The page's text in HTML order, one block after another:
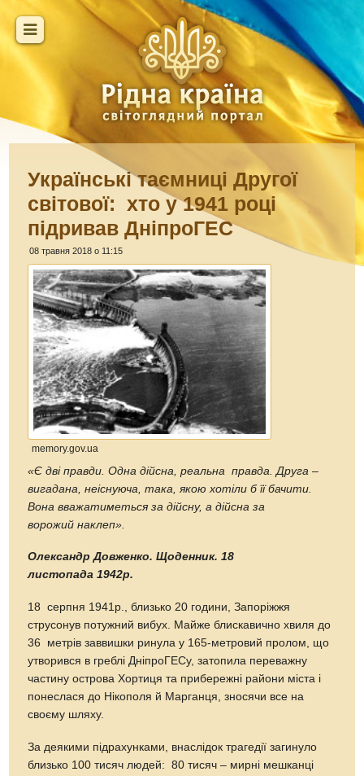
Українські таємниці Другої
світової: хто у 1941 році
підривав ДніпроГЕС
08 травня 2018 о 11:15
memory.gov.ua
«Є дві правди. Одна дійсна, реальна правда. Друга –
вигадана, неіснуюча, така, якою хотіли б її бачити.
Вона вважатиметься за дійсну, а дійсна за
ворожий наклеп».
Олександр Довженко. Щоденник. 18
листопада 1942р.
18 серпня 1941р., близько 20 години, Запоріжжя
струсонув потужний вибух. Майже блискавично хвиля до
36 метрів заввишки ринула у 165-метровий пролом, що
утворився в греблі ДніпроГЕСу, затопила переважну
частину острова Хортиця та прибережні райони міста і
понеслася до Нікополя й Марганця, зносячи все на
своєму шляху.
За деякими підрахунками, внаслідок трагедії загинуло
близько 100 тисяч людей: 80 тисяч – мирні мешканці